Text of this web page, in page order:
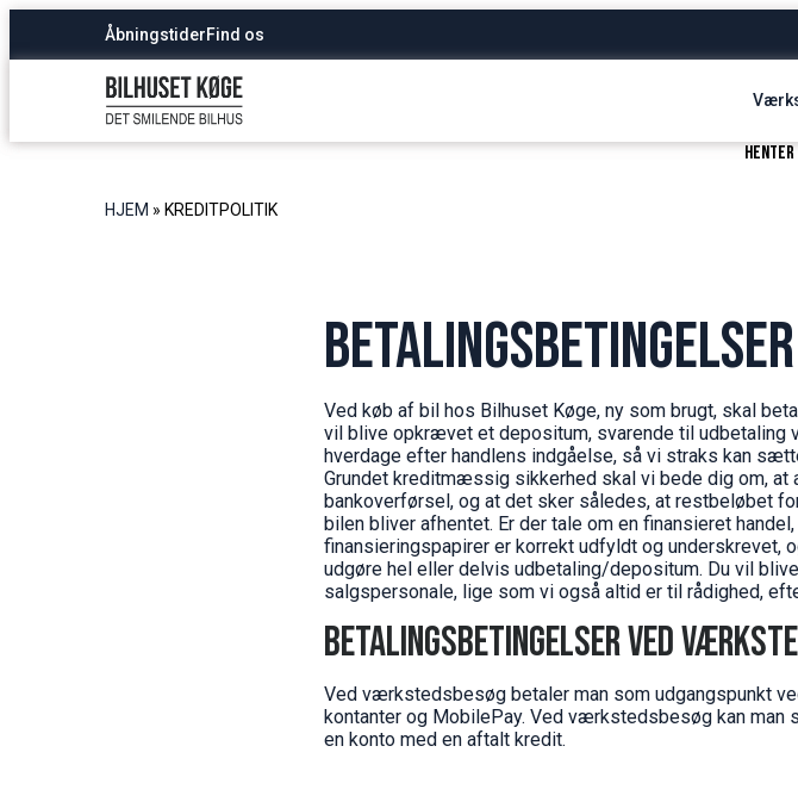
ÅbningstiderFind os
henter
HJEM » KREDITPOLITIK
Ved køb af bil hos Bilhuset Køge, ny som brugt, skal
vil blive opkrævet et depositum, svarende til udbetaling
hverdage efter handlens indgåelse, så vi straks kan
Grundet kreditmæssig sikkerhed skal vi bede dig om,
bankoverførsel, og at det sker således, at restbeløbet
bilen bliver afhentet. Er der tale om en finansieret
finansieringspapirer er korrekt udfyldt og underskrevet,
udgøre hel eller delvis udbetaling/depositum. Du vil
salgspersonale, lige som vi også altid er til rådighed,
Betalingsbetingelser ved
Ved værkstedsbesøg betaler man som udgangspunkt
kontanter og MobilePay. Ved værkstedsbesøg kan
en konto med en aftalt kredit.